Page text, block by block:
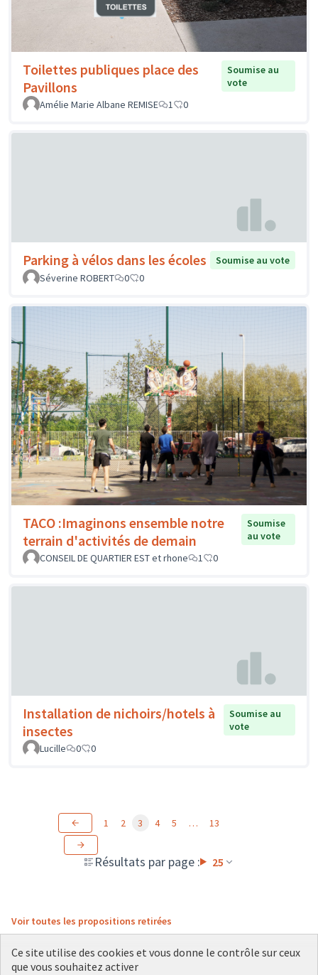
Toilettes publiques place des
Pavillons
Soumise au
vote
Amélie Marie Albane REMISE
1 0
Parking à vélos dans les écoles
Soumise au vote
Séverine ROBERT
0 0
TACO :Imaginons ensemble notre
terrain d'activités de demain
Soumise
au vote
CONSEIL DE QUARTIER EST et rhone
1 0
Installation de nichoirs/hotels à
insectes
Soumise au
vote
Lucille
0 0
Résultats par page : 25
1 2 3 4 5 … 13
Voir toutes les propositions retirées
Ce site utilise des cookies et vous donne le contrôle sur ceux
que vous souhaitez activer